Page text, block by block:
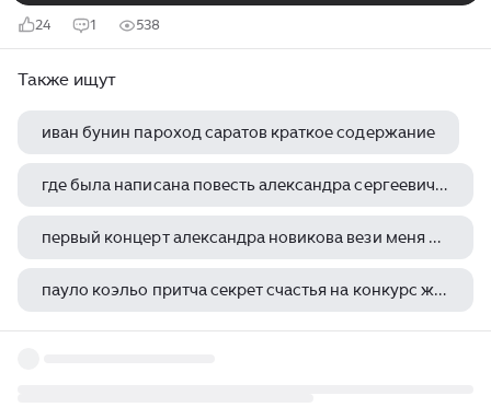
24 1 538
Также ищут
иван бунин пароход саратов краткое содержание
где была написана повесть александра сергеевича пушкина
первый концерт александра новикова вези меня извозчик
пауло коэльо притча секрет счастья на конкурс живая классика